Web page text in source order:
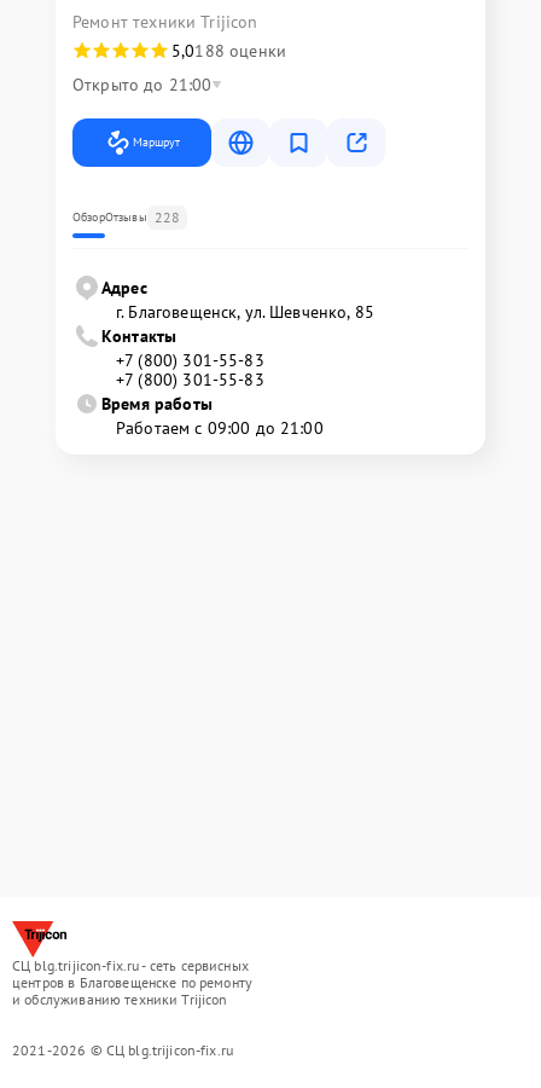
Ремонт техники Trijicon
5,0188 оценки
Открыто до 21:00
Маршрут
ОбзорОтзывы 228
Адрес
г. Благовещенск, ул. Шевченко, 85
Контакты
+7 (800) 301-55-83
+7 (800) 301-55-83
Время работы
Работаем с 09:00 до 21:00
СЦ blg.trijicon-fix.ru - сеть сервисных
центров в Благовещенске по ремонту
и обслуживанию техники Trijicon
2021-2026 © СЦ blg.trijicon-fix.ru